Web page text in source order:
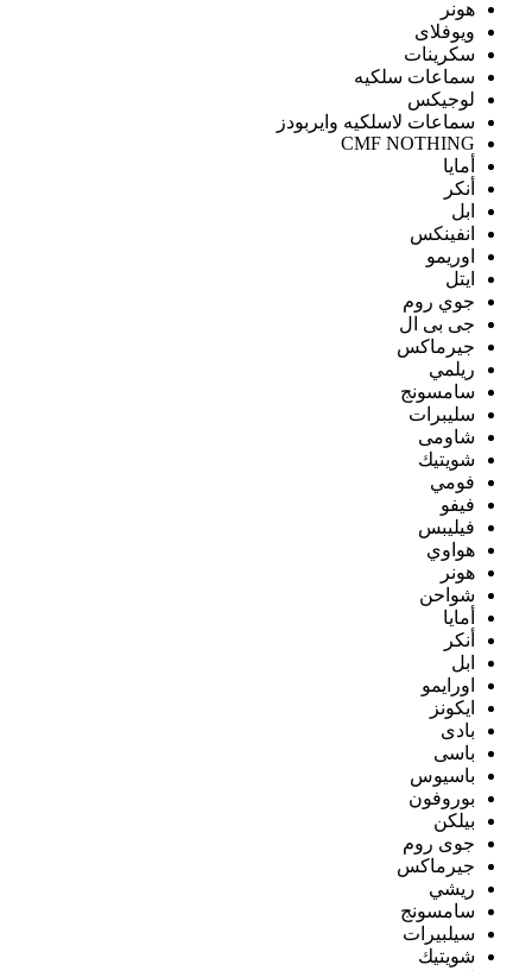
هونر
ويوفلاى
سكرينات
سماعات سلكيه
لوجيكس
سماعات لاسلكيه وايربودز
CMF NOTHING
أمايا
أنكر
ابل
انفينكس
اوريمو
ايتل
جوي روم
جى بى ال
جيرماكس
ريلمي
سامسونج
سليبرات
شاومى
شويتيك
فومي
فيفو
فيليبس
هواوي
هونر
شواحن
أمايا
أنكر
ابل
اورايمو
ايكونز
بادى
باسى
باسيوس
بوروفون
بيلكن
جوى روم
جيرماكس
ريشي
سامسونج
سيلبيرات
شويتيك